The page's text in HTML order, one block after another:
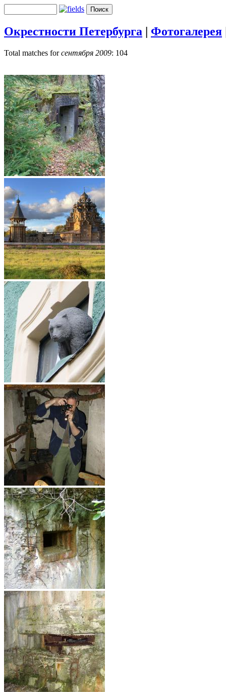
Окрестности Петербурга | Фотогалерея
Total matches forсентября 2009: 104